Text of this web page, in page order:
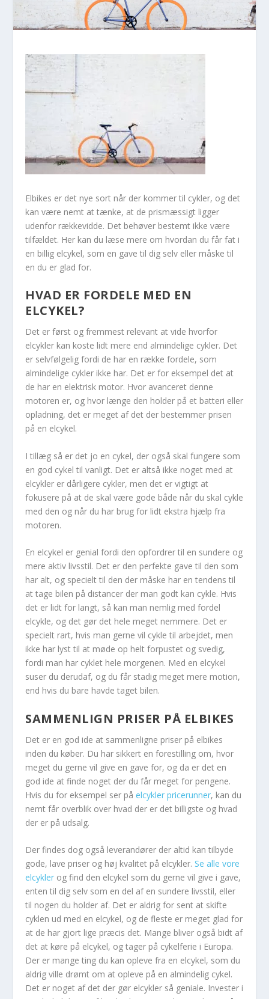
Elbikes er det nye sort når der kommer til cykler, og det
kan være nemt at tænke, at de prismæssigt ligger
udenfor rækkevidde. Det behøver bestemt ikke være
tilfældet. Her kan du læse mere om hvordan du får fat i
en billig elcykel, som en gave til dig selv eller måske til
en du er glad for.
HVAD ER FORDELE MED EN
ELCYKEL?
Det er først og fremmest relevant at vide hvorfor
elcykler kan koste lidt mere end almindelige cykler. Det
er selvfølgelig fordi de har en række fordele, som
almindelige cykler ikke har. Det er for eksempel det at
de har en elektrisk motor. Hvor avanceret denne
motoren er, og hvor længe den holder på et batteri eller
opladning, det er meget af det der bestemmer prisen
på en elcykel.
I tillæg så er det jo en cykel, der også skal fungere som
en god cykel til vanligt. Det er altså ikke noget med at
elcykler er dårligere cykler, men det er vigtigt at
fokusere på at de skal være gode både når du skal cykle
med den og når du har brug for lidt ekstra hjælp fra
motoren.
En elcykel er genial fordi den opfordrer til en sundere og
mere aktiv livsstil. Det er den perfekte gave til den som
har alt, og specielt til den der måske har en tendens til
at tage bilen på distancer der man godt kan cykle. Hvis
det er lidt for langt, så kan man nemlig med fordel
elcykle, og det gør det hele meget nemmere. Det er
specielt rart, hvis man gerne vil cykle til arbejdet, men
ikke har lyst til at møde op helt forpustet og svedig,
fordi man har cyklet hele morgenen. Med en elcykel
suser du derudaf, og du får stadig meget mere motion,
end hvis du bare havde taget bilen.
SAMMENLIGN PRISER PÅ ELBIKES
Det er en god ide at sammenligne priser på elbikes
inden du køber. Du har sikkert en forestilling om, hvor
meget du gerne vil give en gave for, og da er det en
god ide at finde noget der du får meget for pengene.
Hvis du for eksempel ser påelcykler pricerunner, kan du
nemt får overblik over hvad der er det billigste og hvad
der er på udsalg.
Der findes dog også leverandører der altid kan tilbyde
gode, lave priser og høj kvalitet på elcykler.Se alle vore
elcykler og find den elcykel som du gerne vil give i gave,
enten til dig selv som en del af en sundere livsstil, eller
til nogen du holder af. Det er aldrig for sent at skifte
cyklen ud med en elcykel, og de fleste er meget glad for
at de har gjort lige præcis det. Mange bliver også bidt af
det at køre på elcykel, og tager på cykelferie i Europa.
Der er mange ting du kan opleve fra en elcykel, som du
aldrig ville drømt om at opleve på en almindelig cykel.
Det er noget af det der gør elcykler så geniale. Invester i